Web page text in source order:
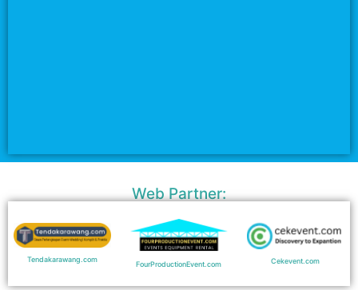
Web Partner:
Tendakarawang.com FourProductionEvent.com Cekevent.com